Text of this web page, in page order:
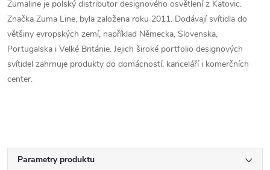
Zumaline je polský distributor designového osvětlení z Katovic.
Značka Zuma Line, byla založena roku 2011. Dodávají svítidla do
většiny evropských zemí, například Německa, Slovenska,
Portugalska i Velké Británie. Jejich široké portfolio designových
svítidel zahrnuje produkty do domácností, kanceláří i komerčních
center.
Parametry produktu